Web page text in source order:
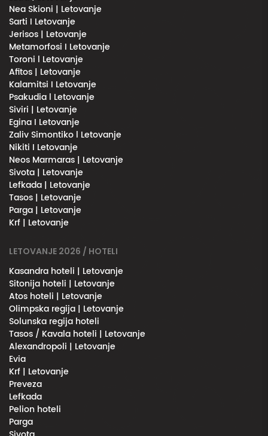
Nea Skioni | Letovanje
Sarti I Letovanje
Jerisos | Letovanje
Metamorfosi I Letovanje
Toroni l Letovanje
Afitos | Letovanje
Kalamitsi I Letovanje
Psakudia l Letovanje
Siviri | Letovanje
Egina I Letovanje
Zaliv Simontiko l Letovanje
Nikiti I Letovanje
Neos Marmaras | Letovanje
Sivota | Letovanje
Lefkada | Letovanje
Tasos | Letovanje
Parga | Letovanje
Krf | Letovanje
LETOVANJE 2026 / HOTELI
Kasandra hoteli | Letovanje
Sitonija hoteli | Letovanje
Atos hoteli | Letovanje
Olimpska regija | Letovanje
Solunska regija hoteli
Tasos / Kavala hoteli | Letovanje
Alexandropoli | Letovanje
Evia
Krf | Letovanje
Preveza
Lefkada
Pelion hoteli
Parga